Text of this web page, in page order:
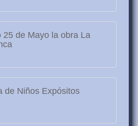
de Mayo la obra La
de Niños Expósitos